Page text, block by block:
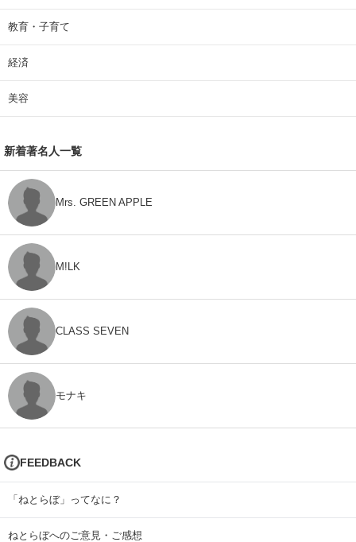
教育・子育て
経済
美容
新着著名人一覧
Mrs. GREEN APPLE
M!LK
CLASS SEVEN
モナキ
FEEDBACK
「ねとらぼ」ってなに？
ねとらぼへのご意見・ご感想